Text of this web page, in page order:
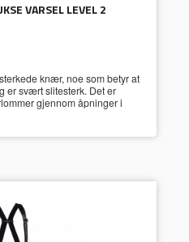
VARSEL LEVEL 2
knær, noe som betyr at
er svært slitesterk. Det er
gjennom åpninger i